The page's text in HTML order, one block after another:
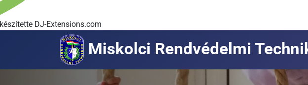
készítette DJ-Extensions.com
Miskolci Rendvédelmi